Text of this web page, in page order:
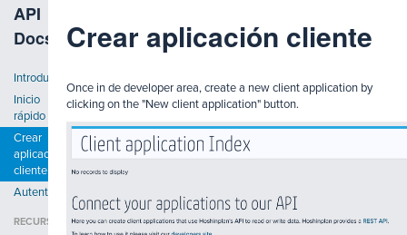
API
Docs
Introducción
Inicio
rápido
Crear
aplicación
cliente
Autenticación
RECURSOS
Crear aplicación cliente
Once in de developer area, create a new client application by
clicking on the "New client application" button.